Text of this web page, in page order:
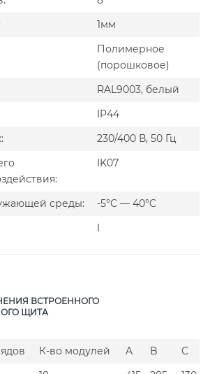
1мм
Полимерное
(порошковое)
RAL9003, белый
IP44
230/400 В, 50 Гц
IK07
среды:
-5°C — 40°C
I
ВСТРОЕННОГО
ЩИТА
К-во модулей A B
C